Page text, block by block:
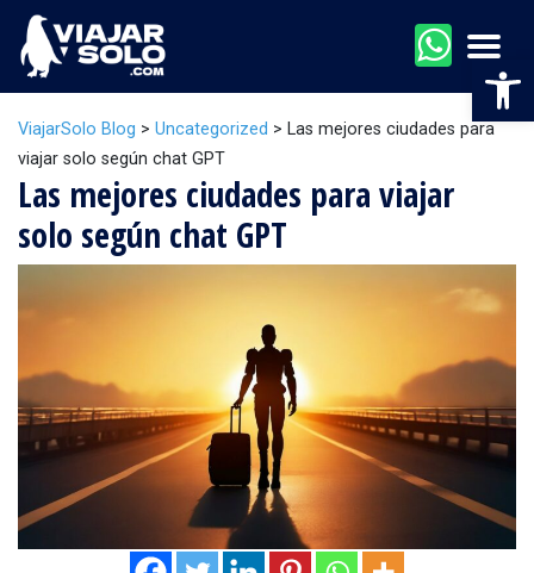
ViajarSolo Blog > Uncategorized > Las mejores ciudades para
viajar solo según chat GPT
Las mejores ciudades para viajar
solo según chat GPT